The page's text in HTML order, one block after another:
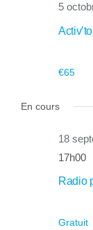
5
€65
En cours
Radio
18
17h00
Gratuit